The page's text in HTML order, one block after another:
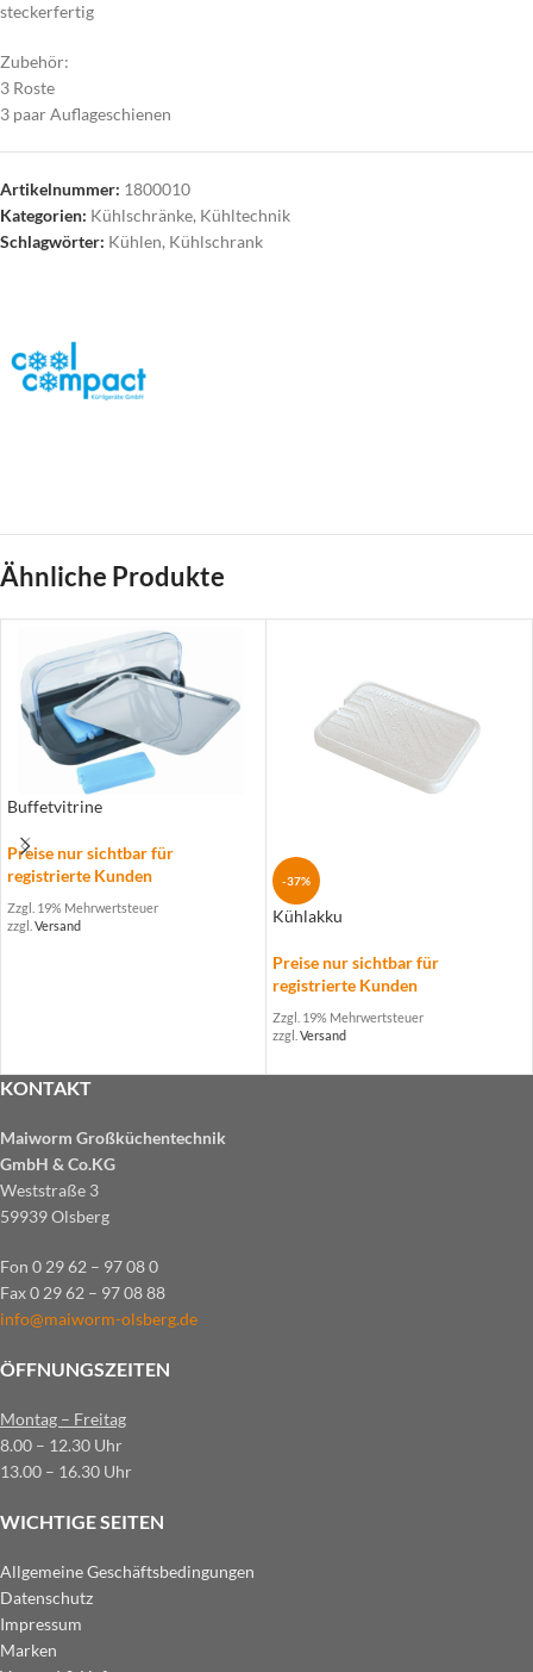
steckerfertig
Zubehör:
3 Roste
3 paar Auflageschienen
Artikelnummer: 1800010
Kategorien: Kühlschränke, Kühltechnik
Schlagwörter: Kühlen, Kühlschrank
Ähnliche Produkte
Buffetvitrine
Preise nur sichtbar für
registrierte Kunden
Zzgl. 19% Mehrwertsteuer
zzgl. Versand
-37%
Kühlakku
Preise nur sichtbar für
registrierte Kunden
Zzgl. 19% Mehrwertsteuer
zzgl. Versand
KONTAKT
Maiworm Großküchentechnik
GmbH & Co.KG
Weststraße 3
59939 Olsberg
Fon 0 29 62 – 97 08 0
Fax 0 29 62 – 97 08 88
info@maiworm-olsberg.de
ÖFFNUNGSZEITEN
Montag – Freitag
8.00 – 12.30 Uhr
13.00 – 16.30 Uhr
WICHTIGE SEITEN
Allgemeine Geschäftsbedingungen
Datenschutz
Impressum
Marken